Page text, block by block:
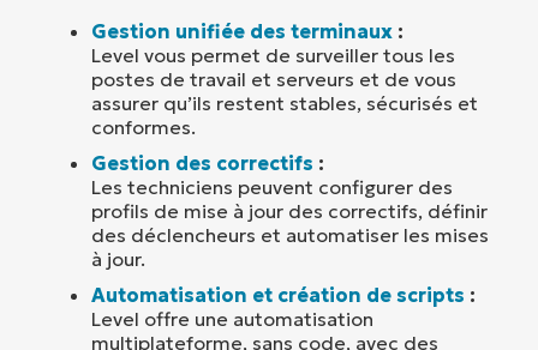
Gestion unifiée des terminaux :
Level vous permet de surveiller tous les
postes de travail et serveurs et de vous
assurer qu’ils restent stables, sécurisés et
conformes.
Gestion des correctifs :
Les techniciens peuvent configurer des
profils de mise à jour des correctifs, définir
des déclencheurs et automatiser les mises
à jour.
Automatisation et création de scripts :
Level offre une automatisation
multiplateforme, sans code, avec des